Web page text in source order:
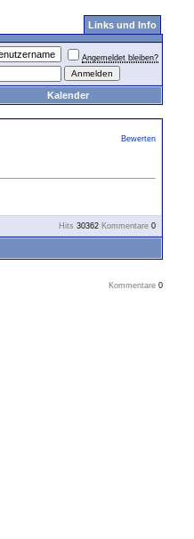
Links und Info
Angemeldet bleiben?
Kalender
Bewerten
Hits 30362 Kommentare 0
Kommentare 0